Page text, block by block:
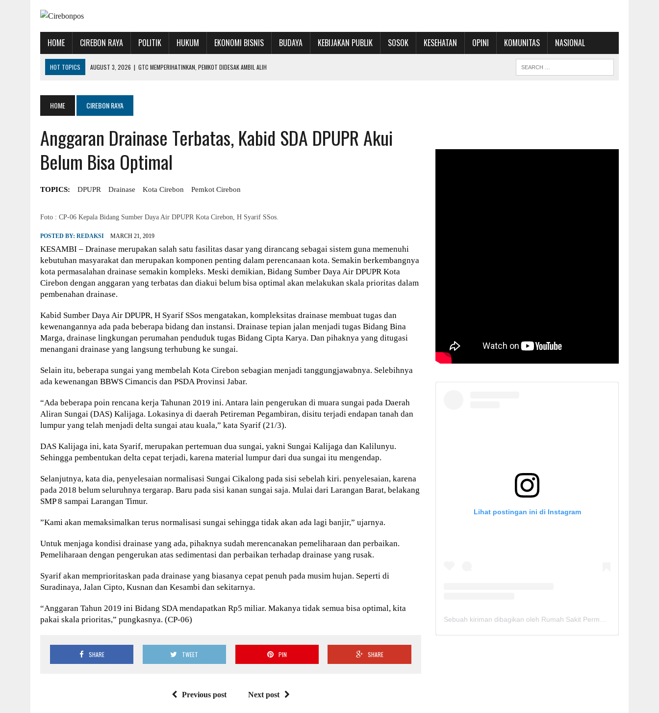
HOME CIREBON RAYA POLITIK HUKUM EKONOMI BISNIS BUDAYA KEBIJAKAN PUBLIK SOSOK KESEHATAN OPINI KOMUNITAS NASIONAL
HOT TOPICS AUGUST 3, 2026 | GTC MEMPERIHATINKAN, PEMKOT DIDESAK AMBIL ALIH
JULY 31, 2026 | KETIKA KEMARAU MENJADI PERSOALAN KESEHATAN
INGATKAN PEMKAB, AKADEMISI: JANGAN JADIKAN PENINGKATAN PAD SEBATAS RETORIKA TAHUNAN
HOME CIREBON RAYA
Anggaran Drainase Terbatas, Kabid SDA DPUPR Akui
Belum Bisa Optimal
TOPICS: DPUPR Drainase Kota Cirebon Pemkot Cirebon
Foto : CP-06 Kepala Bidang Sumber Daya Air DPUPR Kota Cirebon, H Syarif SSos.
POSTED BY: REDAKSI MARCH 21, 2019
KESAMBI – Drainase merupakan salah satu fasilitas dasar yang dirancang sebagai sistem guna memenuhi
kebutuhan masyarakat dan merupakan komponen penting dalam perencanaan kota. Semakin berkembangnya
kota permasalahan drainase semakin kompleks. Meski demikian, Bidang Sumber Daya Air DPUPR Kota
Cirebon dengan anggaran yang terbatas dan diakui belum bisa optimal akan melakukan skala prioritas dalam
pembenahan drainase.
Kabid Sumber Daya Air DPUPR, H Syarif SSos mengatakan, kompleksitas drainase membuat tugas dan
kewenangannya ada pada beberapa bidang dan instansi. Drainase tepian jalan menjadi tugas Bidang Bina
Marga, drainase lingkungan perumahan penduduk tugas Bidang Cipta Karya. Dan pihaknya yang ditugasi
menangani drainase yang langsung terhubung ke sungai.
Selain itu, beberapa sungai yang membelah Kota Cirebon sebagian menjadi tanggungjawabnya. Selebihnya
ada kewenangan BBWS Cimancis dan PSDA Provinsi Jabar.
“Ada beberapa poin rencana kerja Tahunan 2019 ini. Antara lain pengerukan di muara sungai pada Daerah
Aliran Sungai (DAS) Kalijaga. Lokasinya di daerah Petireman Pegambiran, disitu terjadi endapan tanah dan
lumpur yang telah menjadi delta sungai atau kuala,” kata Syarif (21/3).
DAS Kalijaga ini, kata Syarif, merupakan pertemuan dua sungai, yakni Sungai Kalijaga dan Kalilunyu.
Sehingga pembentukan delta cepat terjadi, karena material lumpur dari dua sungai itu mengendap.
Selanjutnya, kata dia, penyelesaian normalisasi Sungai Cikalong pada sisi sebelah kiri. penyelesaian, karena
pada 2018 belum seluruhnya tergarap. Baru pada sisi kanan sungai saja. Mulai dari Larangan Barat, belakang
SMP 8 sampai Larangan Timur.
”Kami akan memaksimalkan terus normalisasi sungai sehingga tidak akan ada lagi banjir,” ujarnya.
Untuk menjaga kondisi drainase yang ada, pihaknya sudah merencanakan pemeliharaan dan perbaikan.
Pemeliharaan dengan pengerukan atas sedimentasi dan perbaikan terhadap drainase yang rusak.
Syarif akan memprioritaskan pada drainase yang biasanya cepat penuh pada musim hujan. Seperti di
Suradinaya, Jalan Cipto, Kusnan dan Kesambi dan sekitarnya.
“Anggaran Tahun 2019 ini Bidang SDA mendapatkan Rp5 miliar. Makanya tidak semua bisa optimal, kita
pakai skala prioritas,” pungkasnya. (CP-06)
SHARE TWEET PIN SHARE
Previous post Next post
Lihat postingan ini di Instagram
Sebuah kiriman dibagikan oleh Rumah Sakit Permata Cirebon (@rspermatacirebon)